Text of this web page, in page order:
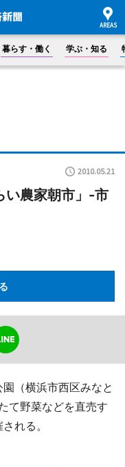
暮らす・働く 学ぶ・知る
2010.05.21
い農家朝市」-市
（横浜市西区みなと
て野菜などを直売す
れる。